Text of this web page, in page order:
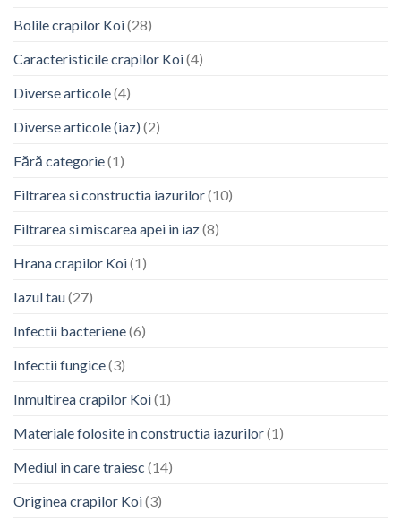
Bolile crapilor Koi(28)
Caracteristicile crapilor Koi(4)
Diverse articole(4)
Diverse articole (iaz) (2)
Fără categorie(1)
Filtrarea si constructia iazurilor(10)
Filtrarea si miscarea apei in iaz(8)
Hrana crapilor Koi(1)
Iazul tau(27)
Infectii bacteriene(6)
Infectii fungice(3)
Inmultirea crapilor Koi(1)
Materiale folosite in constructia iazurilor(1)
Mediul in care traiesc (14)
Originea crapilor Koi(3)